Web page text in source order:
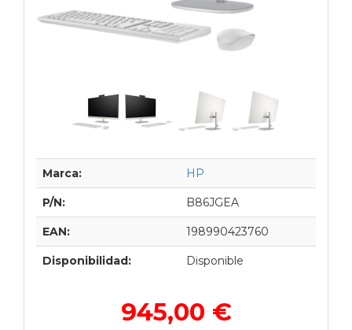
Marca: HP
P/N: B86JGEA
EAN: 198990423760
Disponibilidad: Disponible
945,00 €